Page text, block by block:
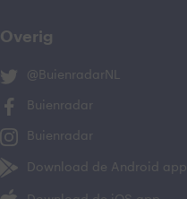
Overig
@BuienradarNL
Buienradar
Buienradar
Download de Android app